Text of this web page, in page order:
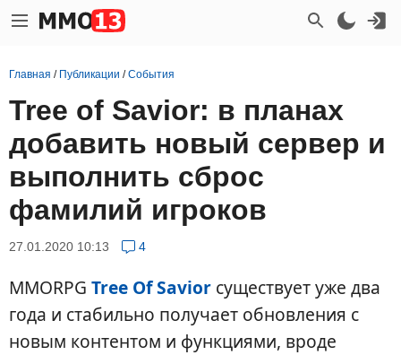
Главная / Публикации /События
Tree of Savior: в планах
добавить новый сервер и
выполнить сброс
фамилий игроков
27.01.2020 10:13 4
MMORPG Tree Of Savior существует уже два
года и стабильно получает обновления с
новым контентом и функциями, вроде